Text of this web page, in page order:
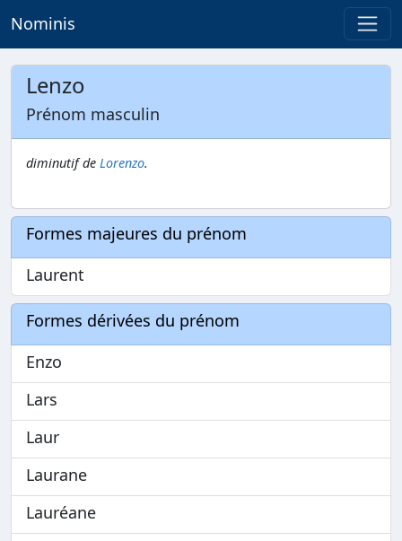
Nominis
Lenzo
Prénom masculin
diminutif de Lorenzo.
Formes majeures du prénom
Laurent
Formes dérivées du prénom
Enzo
Lars
Laur
Laurane
Lauréane